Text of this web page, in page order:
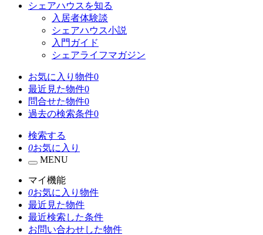
シェアハウスを知る
入居者体験談
シェアハウス小説
入門ガイド
シェアライフマガジン
お気に入り物件0
最近見た物件0
問合せた物件0
過去の検索条件0
検索する
0お気に入り
MENU
マイ機能
0お気に入り物件
最近見た物件
最近検索した条件
お問い合わせした物件